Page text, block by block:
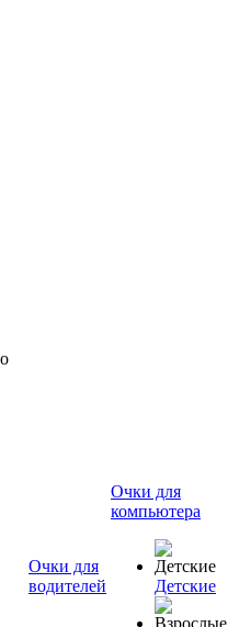
Очки для
водителей
Очки для
компьютера
Детские